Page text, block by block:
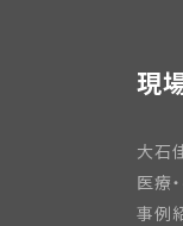
現
大石
医療
事例